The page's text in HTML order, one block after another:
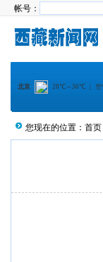
帐号：
您现在的位置： 首页